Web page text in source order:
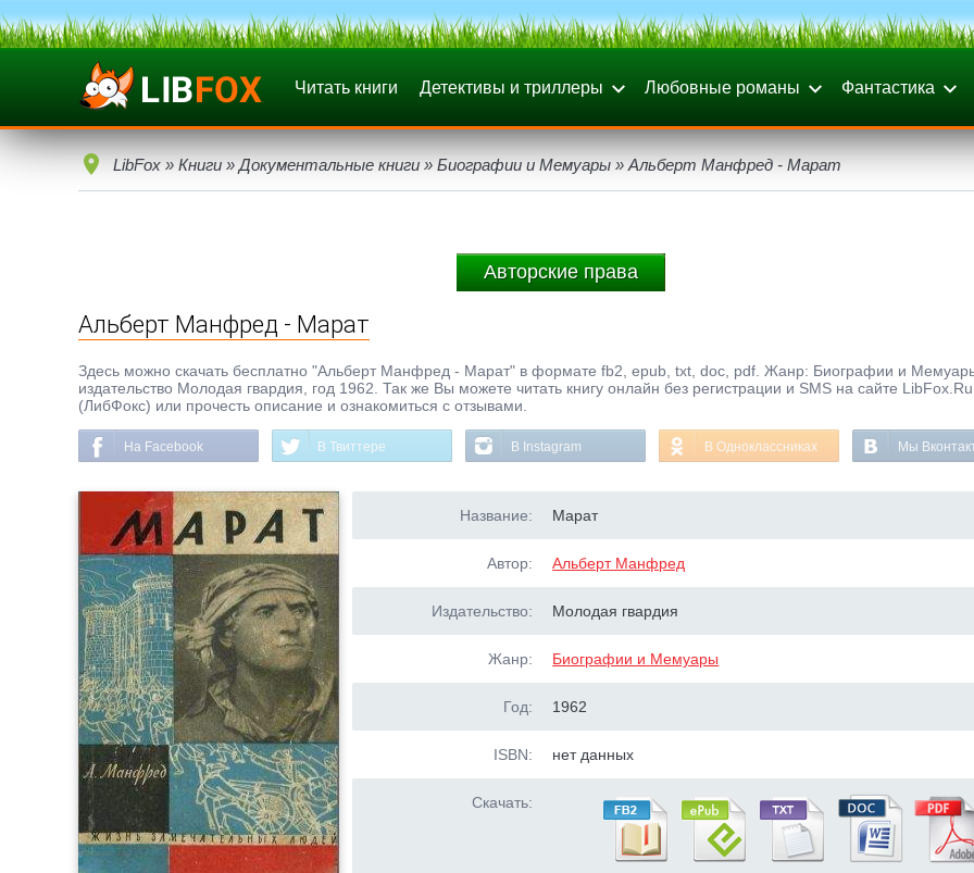
Читать книги Детективы и триллеры Любовные романы Фантастика
LibFox » Книги » Документальные книги » Биографии и Мемуары » Альберт Манфред - Марат
Авторские права
Альберт Манфред - Марат
Здесь можно скачать бесплатно "Альберт Манфред - Марат" в формате fb2, epub, txt, doc, pdf. Жанр: Биографии и
издательство Молодая гвардия, год 1962. Так же Вы можете читать книгу онлайн без регистрации и SMS на сайте LibFox.Ru
(ЛибФокс) или прочесть описание и ознакомиться с отзывами.
На Facebook В Твиттере В Instagram В Одноклассниках Мы
Название: Марат
Автор: Альберт Манфред
Издательство: Молодая гвардия
Жанр: Биографии и Мемуары
Год: 1962
ISBN: нет данных
Скачать: